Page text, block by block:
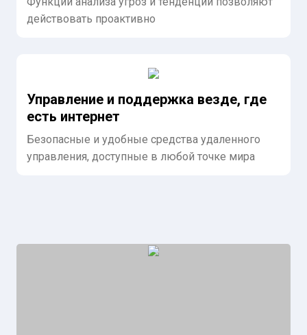
действовать проактивно
Управление и поддержка везде, где
есть интернет
Безопасные и удобные средства удаленного
управления, доступные в любой точке мира